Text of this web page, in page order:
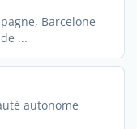
Barcelone
...
autonome